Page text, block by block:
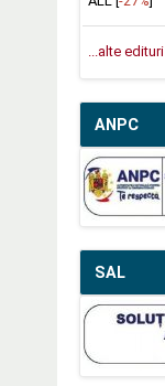
...alte edituri
ANPC
SAL